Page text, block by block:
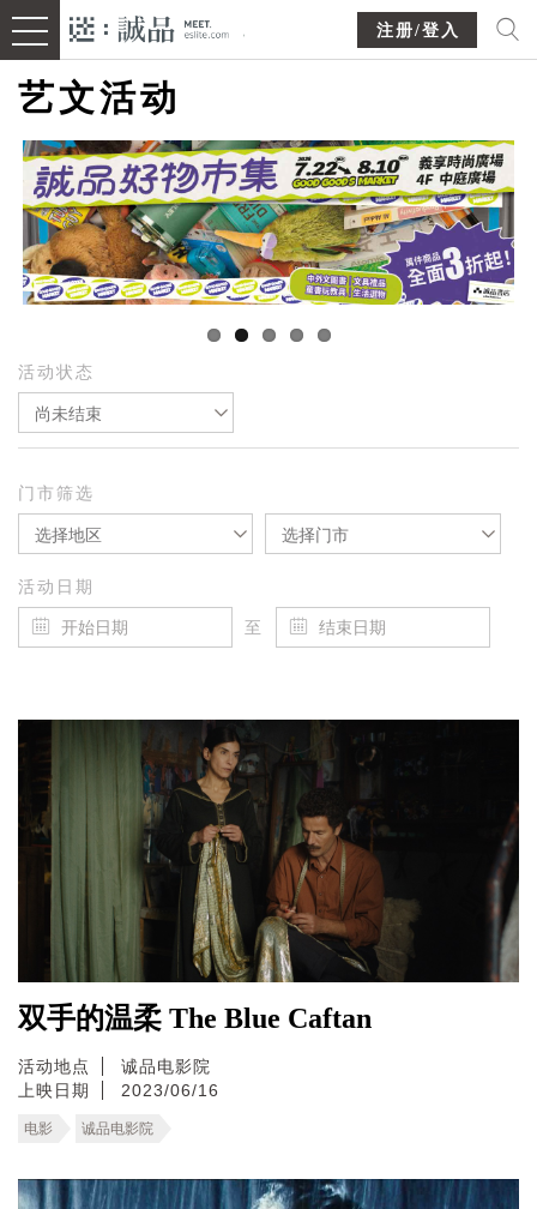
注册/登入
艺文活动
活动状态
尚未结束
门市筛选
选择地区 选择门市
活动日期
至
双手的温柔 The Blue Caftan
活动地点
诚品电影院
上映日期
2023/06/16
电影 诚品电影院